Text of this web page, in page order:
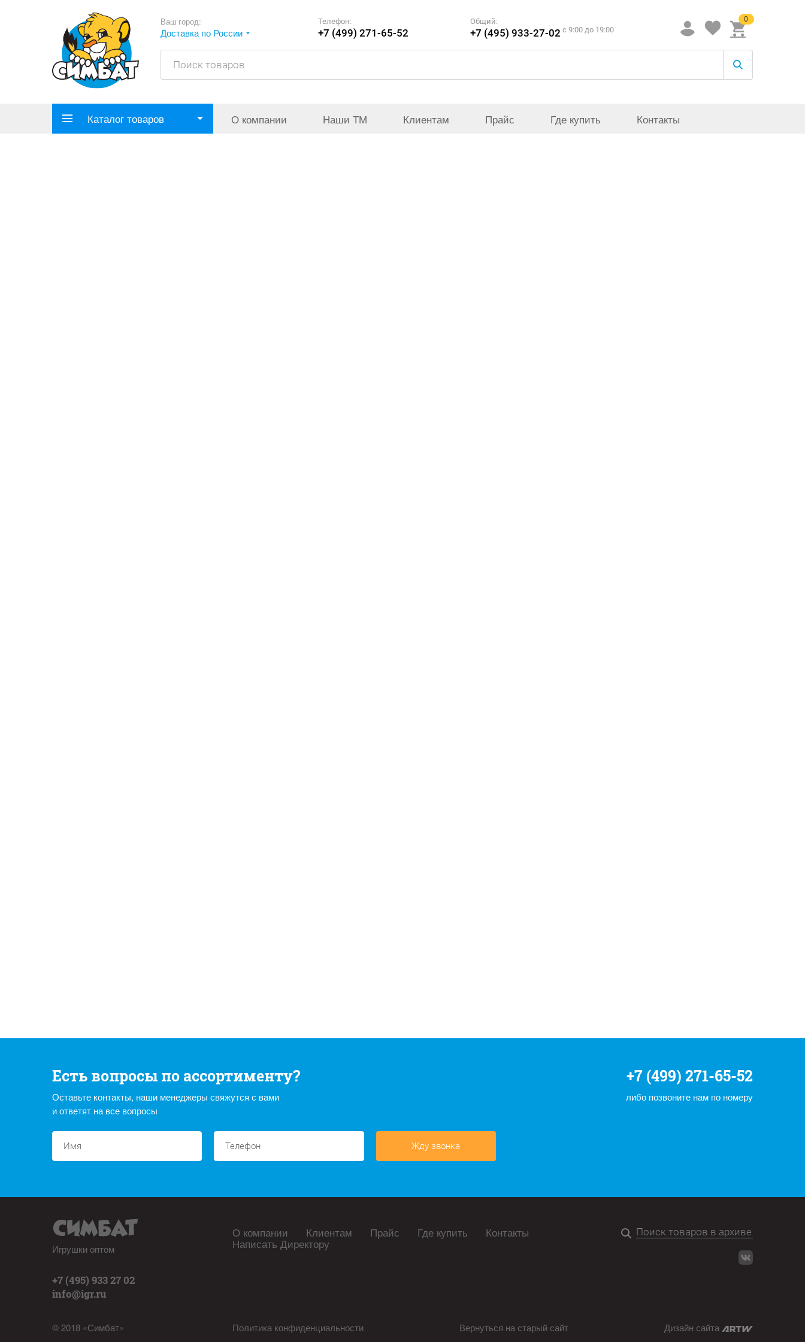
Ваш город:
Доставка по России
Телефон:
+7 (499) 271-65-52
Общий:
+7 (495) 933-27-02 c 9:00 до 19:00
0
Каталог товаров О компании Наши ТМ Клиентам Прайс Где купить Контакты
Есть вопросы по ассортименту?
Оставьте контакты, наши менеджеры свяжутся с вами
и ответят на все вопросы
+7 (499) 271-65-52
либо позвоните нам по номеру
Жду звонка
Игрушки оптом
+7 (495) 933 27 02
info@igr.ru
© 2018 «Симбат»
О компании Клиентам Прайс Где купить Контакты
Написать Директору
Политика конфиденциальности Вернуться на старый сайт Дизайн сайта